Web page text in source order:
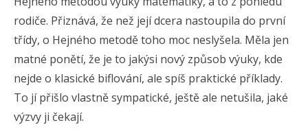
rodiče. Přiznává, že než její dcera nastoupila do první
třídy, o Hejného metodě toho moc neslyšela. Měla jen
matné ponětí, že je to jakýsi nový způsob výuky, kde
nejde o klasické biflování, ale spíš praktické příklady.
To jí přišlo vlastně sympatické, ještě ale netušila, jaké
výzvy ji čekají.